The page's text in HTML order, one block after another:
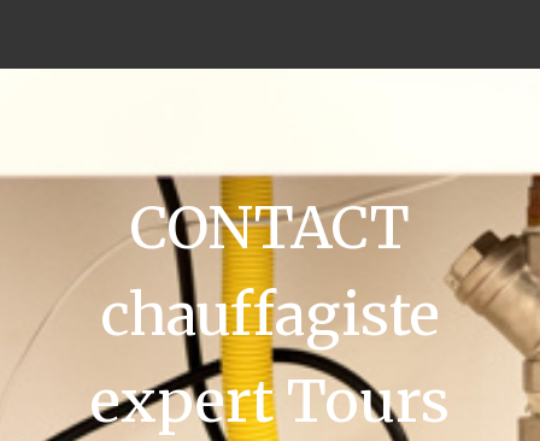
CONTACT
chauffagiste
expert Tours